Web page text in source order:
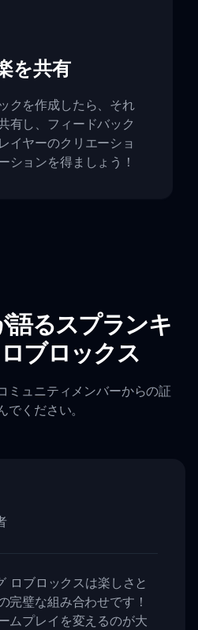
を共有
クを作成したら、それ
有し、フィードバック
イヤーのクリエーショ
ションを得ましょう！
語るスプランキ
ブロックス
ミュニティメンバーからの証
でください。
ロブロックスは楽しさと
完璧な組み合わせです！
ムプレイを変えるのが大